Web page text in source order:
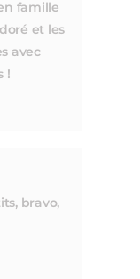
famille
et les
avec
!
bravo,